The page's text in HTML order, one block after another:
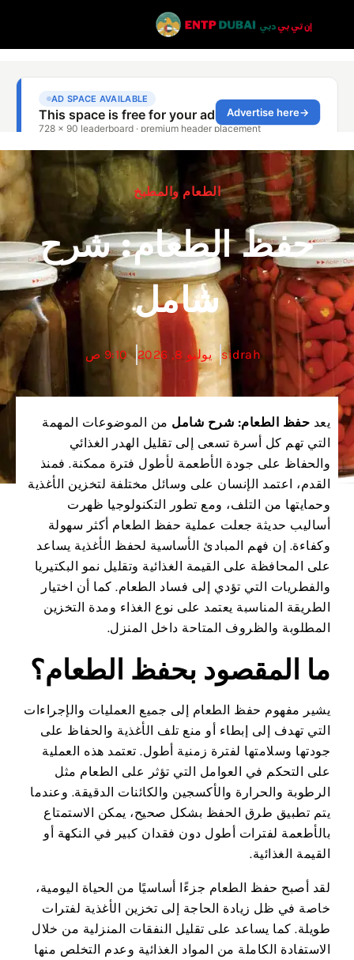
الطعام والمطبخ
حفظ الطعام: شرح
شامل
sidrah يوليو 8, 2026 9:10 ص
يعد حفظ الطعام: شرح شامل من الموضوعات المهمة
التي تهم كل أسرة تسعى إلى تقليل الهدر الغذائي
والحفاظ على جودة الأطعمة لأطول فترة ممكنة. فمنذ
القدم، اعتمد الإنسان على وسائل مختلفة لتخزين الأغذية
وحمايتها من التلف، ومع تطور التكنولوجيا ظهرت
أساليب حديثة جعلت عملية حفظ الطعام أكثر سهولة
وكفاءة. إن فهم المبادئ الأساسية لحفظ الأغذية يساعد
على المحافظة على القيمة الغذائية وتقليل نمو البكتيريا
والفطريات التي تؤدي إلى فساد الطعام. كما أن اختيار
الطريقة المناسبة يعتمد على نوع الغذاء ومدة التخزين
المطلوبة والظروف المتاحة داخل المنزل.
ما المقصود بحفظ الطعام؟
يشير مفهوم حفظ الطعام إلى جميع العمليات والإجراءات
التي تهدف إلى إبطاء أو منع تلف الأغذية والحفاظ على
جودتها وسلامتها لفترة زمنية أطول. تعتمد هذه العملية
على التحكم في العوامل التي تؤثر على الطعام مثل
الرطوبة والحرارة والأكسجين والكائنات الدقيقة. وعندما
يتم تطبيق طرق الحفظ بشكل صحيح، يمكن الاستمتاع
بالأطعمة لفترات أطول دون فقدان كبير في النكهة أو
القيمة الغذائية.
لقد أصبح حفظ الطعام جزءًا أساسيًا من الحياة اليومية،
خاصة في ظل زيادة الحاجة إلى تخزين الأغذية لفترات
طويلة. كما يساعد على تقليل النفقات المنزلية من خلال
الاستفادة الكاملة من المواد الغذائية وعدم التخلص منها